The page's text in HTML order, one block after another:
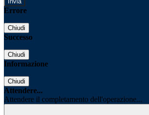
Errore
Chiudi
Successo
Chiudi
Informazione
Chiudi
Attendere...
Attendere il completamento dell'operazione...